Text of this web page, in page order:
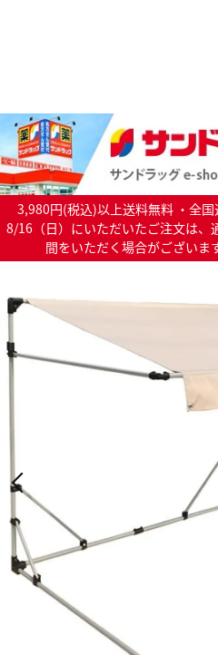
3,980円(税込)以上送料無料 ・全
8/16（日）にいただいたご注文は、
間をいただく場合がございま